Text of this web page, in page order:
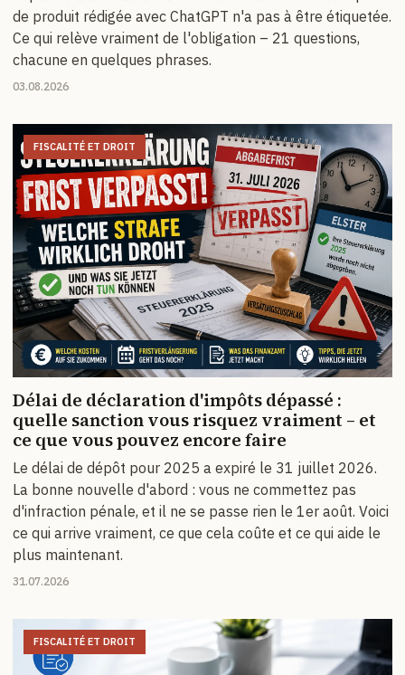
de produit rédigée avec ChatGPT n'a pas à être étiquetée.
Ce qui relève vraiment de l'obligation – 21 questions,
chacune en quelques phrases.
03.08.2026
FISCALITÉ ET DROIT
Délai de déclaration d'impôts dépassé :
quelle sanction vous risquez vraiment – et
ce que vous pouvez encore faire
Le délai de dépôt pour 2025 a expiré le 31 juillet 2026.
La bonne nouvelle d'abord : vous ne commettez pas
d'infraction pénale, et il ne se passe rien le 1er août. Voici
ce qui arrive vraiment, ce que cela coûte et ce qui aide le
plus maintenant.
31.07.2026
FISCALITÉ ET DROIT